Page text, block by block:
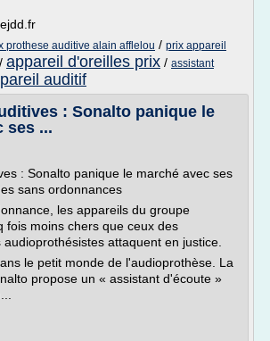
prothese auditive alain afflelou / prix appareil
/ appareil d'oreilles prix / assistant
auditif
: Sonalto panique le
ses ...
: Sonalto panique le marché avec ses
sans ordonnances
les appareils du groupe
fois moins chers que ceux des
attaquent en justice.
le petit monde de l'audioprothèse. La
propose un « assistant d'écoute »